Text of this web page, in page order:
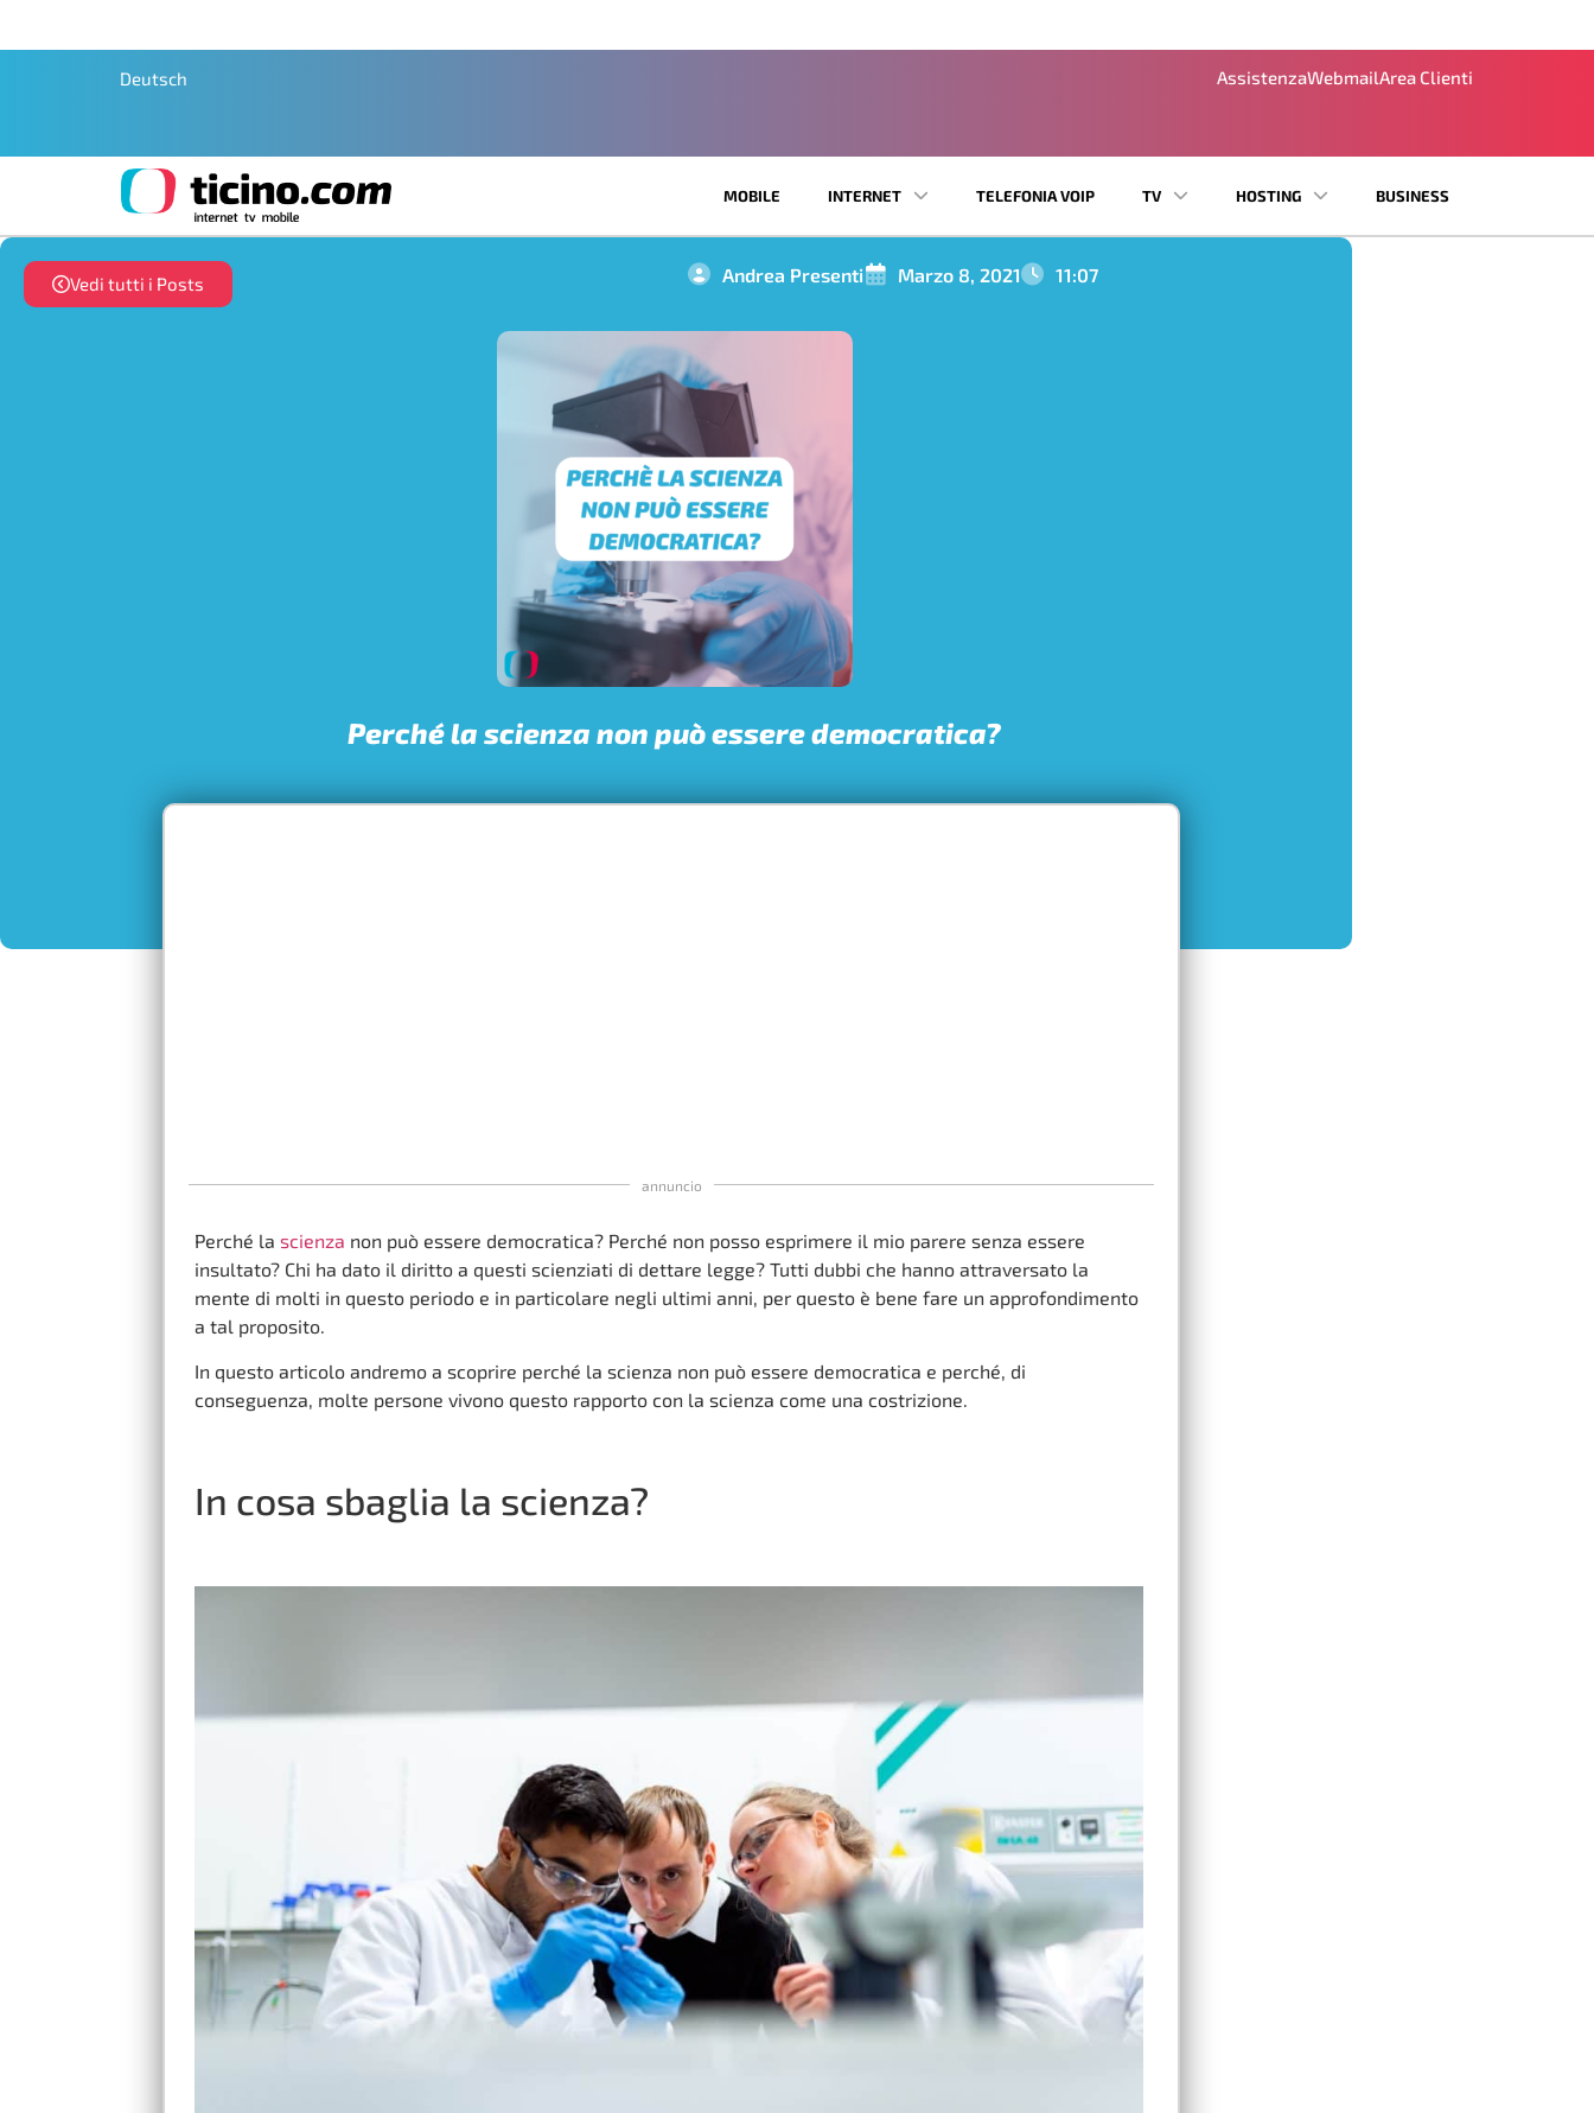
Deutsch AssistenzaWebmailArea Clienti
MOBILE INTERNET TELEFONIA VOIP TV HOSTING BUSINESS
Vedi tutti i Posts Andrea Presenti Marzo 8, 2021 11:07
Perché la scienza non può essere democratica?
annuncio
Perché la scienza non può essere democratica? Perché non posso esprimere il mio parere senza essere
insultato? Chi ha dato il diritto a questi scienziati di dettare legge? Tutti dubbi che hanno attraversato la
mente di molti in questo periodo e in particolare negli ultimi anni, per questo è bene fare un approfondimento
a tal proposito.
In questo articolo andremo a scoprire perché la scienza non può essere democratica e perché, di
conseguenza, molte persone vivono questo rapporto con la scienza come una costrizione.
In cosa sbaglia la scienza?